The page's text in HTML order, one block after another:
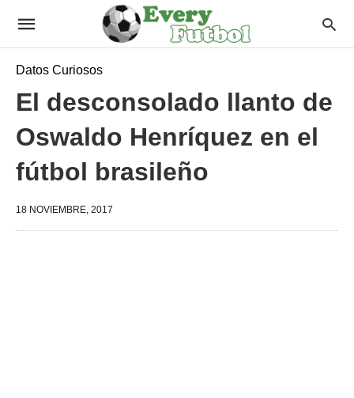
Datos Curiosos
El desconsolado llanto de
Oswaldo Henríquez en el
fútbol brasileño
18 NOVIEMBRE, 2017